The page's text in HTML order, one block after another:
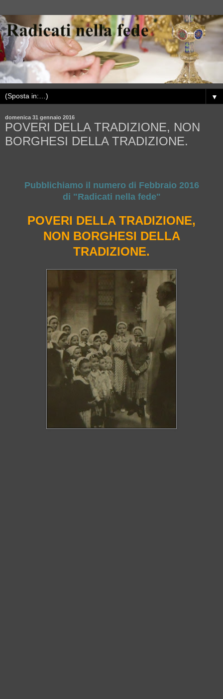
▼
domenica 31 gennaio 2016
POVERI DELLA TRADIZIONE, NON
BORGHESI DELLA TRADIZIONE.
Pubblichiamo il numero di Febbraio 2016
di "Radicati nella fede"
POVERI DELLA TRADIZIONE,
NON BORGHESI DELLA
TRADIZIONE.